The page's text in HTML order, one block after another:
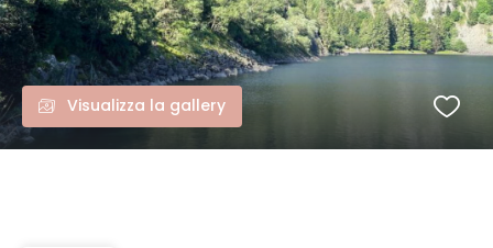
Visualizza la gallery